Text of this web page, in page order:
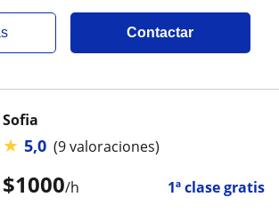
Contactar
$1000/h 1ª clase gratis
Sofia
★ 5,0 (9 valoraciones)